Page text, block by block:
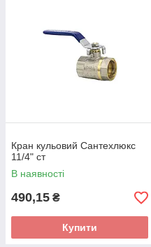
Кран кульовий Сантехлюкс
11/4" ст
В наявності
490,15 ₴
Купити